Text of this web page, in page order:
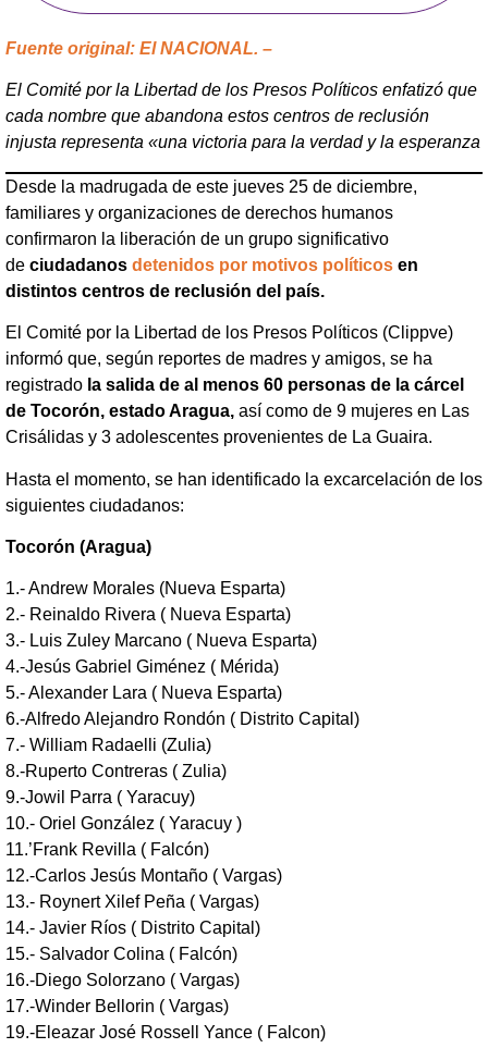
Fuente original: El NACIONAL. –
El Comité por la Libertad de los Presos Políticos enfatizó que
cada nombre que abandona estos centros de reclusión
injusta representa «una victoria para la verdad y la esperanza
Desde la madrugada de este jueves 25 de diciembre,
familiares y organizaciones de derechos humanos
confirmaron la liberación de un grupo significativo
de ciudadanos detenidos por motivos políticos en
distintos centros de reclusión del país.
El Comité por la Libertad de los Presos Políticos (Clippve)
informó que, según reportes de madres y amigos, se ha
registrado la salida de al menos 60 personas de la cárcel
de Tocorón, estado Aragua, así como de 9 mujeres en Las
Crisálidas y 3 adolescentes provenientes de La Guaira.
Hasta el momento, se han identificado la excarcelación de los
siguientes ciudadanos:
Tocorón (Aragua)
1.- Andrew Morales (Nueva Esparta)
2.- Reinaldo Rivera ( Nueva Esparta)
3.- Luis Zuley Marcano ( Nueva Esparta)
4.-Jesús Gabriel Giménez ( Mérida)
5.- Alexander Lara ( Nueva Esparta)
6.-Alfredo Alejandro Rondón ( Distrito Capital)
7.- William Radaelli (Zulia)
8.-Ruperto Contreras ( Zulia)
9.-Jowil Parra ( Yaracuy)
10.- Oriel González ( Yaracuy )
11.’Frank Revilla ( Falcón)
12.-Carlos Jesús Montaño ( Vargas)
13.- Roynert Xilef Peña ( Vargas)
14.- Javier Ríos ( Distrito Capital)
15.- Salvador Colina ( Falcón)
16.-Diego Solorzano ( Vargas)
17.-Winder Bellorin ( Vargas)
19.-Eleazar José Rossell Yance ( Falcon)